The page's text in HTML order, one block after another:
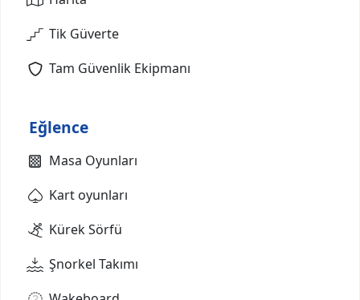
Tik Güverte
Tam Güvenlik Ekipmanı
Eğlence
Masa Oyunları
Kart oyunları
Kürek Sörfü
Şnorkel Takımı